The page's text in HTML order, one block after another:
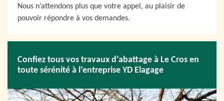
Nous n’attendons plus que votre appel, au plaisir de
pouvoir répondre à vos demandes.
Confiez tous vos travaux d’abattage à Le Cros en
toute sérénité à l’entreprise YD Elagage